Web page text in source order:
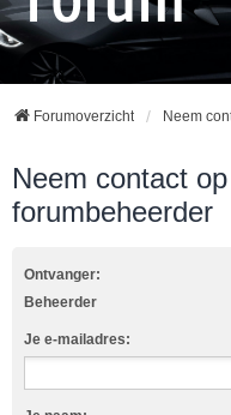
Forumoverzicht Neem
Neem contact
forumbeheerder
Ontvanger:
Beheerder
Je e-mailadres: